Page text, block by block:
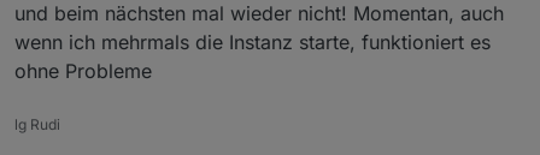
und beim nächsten mal wieder nicht! Momentan, auch
wenn ich mehrmals die Instanz starte, funktioniert es
ohne Probleme
lg Rudi